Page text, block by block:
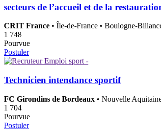
secteurs de l’accueil et de la
CRIT France • Île-de-France • Boulogne-
1 748
Pourvue
Postuler
Technicien intendance sportif
FC Girondins de Bordeaux • Nouvelle
1 704
Pourvue
Postuler